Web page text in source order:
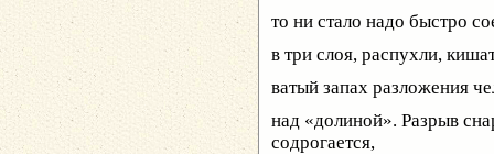
то ни стало надо быстро
в три слоя, распухли,
ватый запах разложения
над «долиной». Разрыв
содрогается,